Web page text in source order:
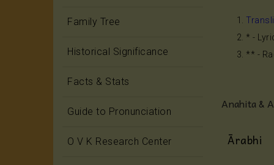
Family Tree
Historical Significance
Facts & Stats
Guide to Pronunciation
O V K Research Center
* -
** -
Anahita &
Ārabhi